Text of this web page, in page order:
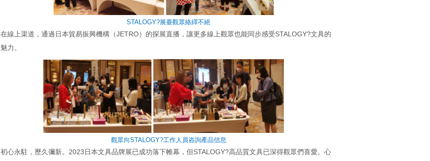
STALOGY?展臺觀眾絡繹不絕
在線上渠道，通過日本貿易振興機構（JETRO）的探展直播，讓更多線上觀眾也能同步感受STALOGY?文具的
魅力。
觀眾向STALOGY?工作人員咨詢產品信息
初心永駐，歷久彌新。2023日本文具品牌展已成功落下帷幕，但STALOGY?高品質文具已深得觀眾們喜愛。心